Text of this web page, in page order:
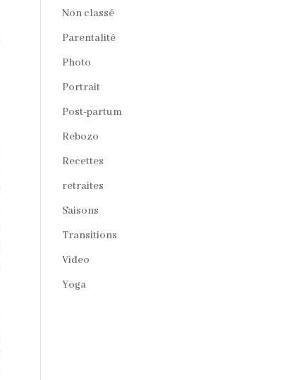
Non classé
Parentalité
Photo
Portrait
Post-partum
Rebozo
Recettes
retraites
Saisons
Transitions
Video
Yoga